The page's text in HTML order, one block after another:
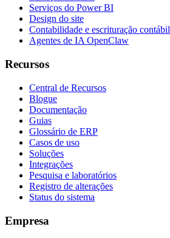
Serviços do Power BI
Design do site
Contabilidade e escrituração contábil
Agentes de IA OpenClaw
Recursos
Central de Recursos
Blogue
Documentação
Guias
Glossário de ERP
Casos de uso
Soluções
Integrações
Pesquisa e laboratórios
Registro de alterações
Status do sistema
Empresa